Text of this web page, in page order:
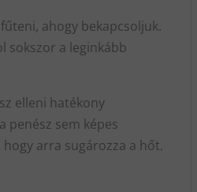
ahogy bekapcsoljuk.
sokszor a leginkább
elleni hatékony
penész sem képes
arra sugározza a hőt.